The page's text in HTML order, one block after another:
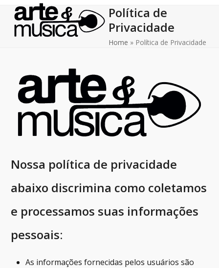
content
Open
mobile
Close
mobile
Política de
Privacidade
Home » Política de Privacidade
Nossa política de privacidade
abaixo discrimina como coletamos
e processamos suas informações
pessoais:
As informações fornecidas pelos usuários são